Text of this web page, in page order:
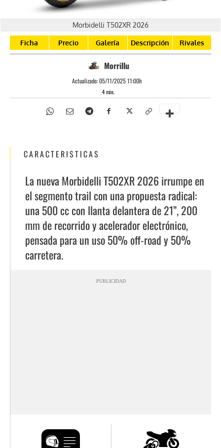
Morbidelli T502XR 2026
Ficha Precio Galería Descripción Rivales
Morrillu
Actualizado:05/11/2025 11:00h
4min.
CARACTERISTICAS
La nueva Morbidelli T502XR 2026 irrumpe en
el segmento trail con una propuesta radical:
una 500 cc con llanta delantera de 21”, 200
mm de recorrido y acelerador electrónico,
pensada para un uso 50% off-road y 50%
carretera.
PUBLICIDAD